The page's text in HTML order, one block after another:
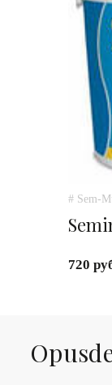
# Sem-
720